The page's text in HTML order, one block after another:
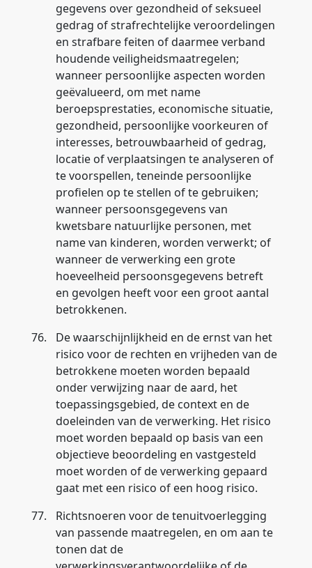
gegevens over gezondheid of seksueel
gedrag of strafrechtelijke veroordelingen
en strafbare feiten of daarmee verband
houdende veiligheidsmaatregelen;
wanneer persoonlijke aspecten worden
geëvalueerd, om met name
beroepsprestaties, economische situatie,
gezondheid, persoonlijke voorkeuren of
interesses, betrouwbaarheid of gedrag,
locatie of verplaatsingen te analyseren of
te voorspellen, teneinde persoonlijke
profielen op te stellen of te gebruiken;
wanneer persoonsgegevens van
kwetsbare natuurlijke personen, met
name van kinderen, worden verwerkt; of
wanneer de verwerking een grote
hoeveelheid persoonsgegevens betreft
en gevolgen heeft voor een groot aantal
betrokkenen.
76.
De waarschijnlijkheid en de ernst van het
risico voor de rechten en vrijheden van de
betrokkene moeten worden bepaald
onder verwijzing naar de aard, het
toepassingsgebied, de context en de
doeleinden van de verwerking. Het risico
moet worden bepaald op basis van een
objectieve beoordeling en vastgesteld
moet worden of de verwerking gepaard
gaat met een risico of een hoog risico.
77.
Richtsnoeren voor de tenuitvoerlegging
van passende maatregelen, en om aan te
tonen dat de